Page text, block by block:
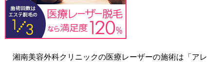
湘南美容外科クリニックの医療レーザーの施術は「アレ